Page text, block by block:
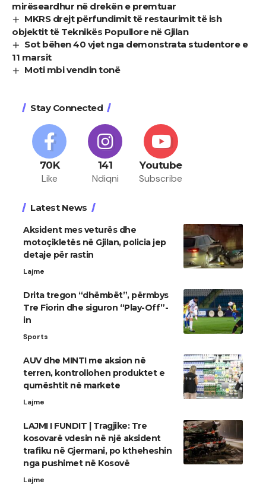
mirëseardhur në drekën e premtuar
MKRS drejt përfundimit të restaurimit të ish
objektit të Teknikës Popullore në Gjilan
Sot bëhen 40 vjet nga demonstrata studentore e
11 marsit
Moti mbi vendin tonë
Stay Connected
70K
Like
141
Ndiqni
Youtube
Subscribe
Latest News
Aksident mes veturës dhe
motoçikletës në Gjilan, policia jep
detaje për rastin
Lajme
Drita tregon “dhëmbët”, përmbys
Tre Fiorin dhe siguron “Play-Off”-
in
Sports
AUV dhe MINTI me aksion në
terren, kontrollohen produktet e
qumështit në markete
Lajme
LAJMI I FUNDIT | Tragjike: Tre
kosovarë vdesin në një aksident
trafiku në Gjermani, po ktheheshin
nga pushimet në Kosovë
Lajme